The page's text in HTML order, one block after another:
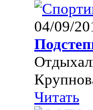
04/09/
Читать